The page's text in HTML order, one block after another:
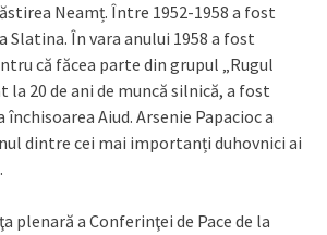
Neamț. Între 1952-1958 a fost
Slatina. În vara anului 1958 a fost
că făcea parte din grupul „Rugul
la 20 de ani de muncă silnică, a fost
Aiud. Arsenie Papacioc a
dintre cei mai importanți duhovnici ai
plenară a Conferinţei de Pace de la